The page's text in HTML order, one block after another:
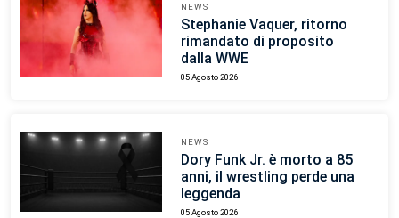
NEWS
Stephanie Vaquer, ritorno
rimandato di proposito
dalla WWE
05 Agosto 2026
NEWS
Dory Funk Jr. è morto a 85
anni, il wrestling perde una
leggenda
05 Agosto 2026